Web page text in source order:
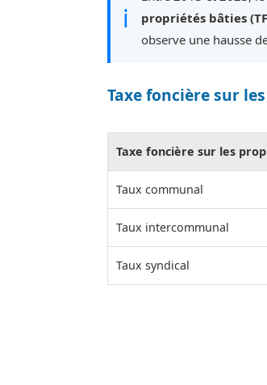
ℹ
propriétés bâties
observe une hausse
Taxe foncière sur
Taxe foncière sur les
Taux communal
Taux intercommunal
Taux syndical